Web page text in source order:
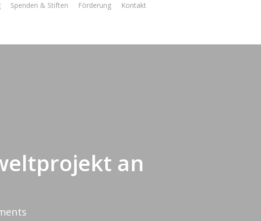
Spenden & Stiften Förderung Kontakt
an